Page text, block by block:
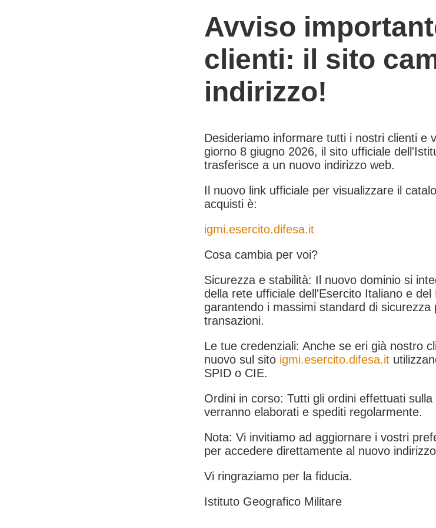
Avviso
clienti: il sito
indirizzo!
Desideriamo informare tutti i nostri clienti e
giorno 8 giugno 2026, il sito ufficiale
trasferisce a un nuovo indirizzo web.
Il nuovo link ufficiale per visualizzare il
acquisti è:
igmi.esercito.difesa.it
Cosa cambia per voi?
Sicurezza e stabilità: Il nuovo dominio si
della rete ufficiale dell'Esercito Italiano e del
garantendo i massimi standard di
transazioni.
Le tue credenziali: Anche se eri già nostro
nuovo sul sito igmi.esercito.difesa.it
SPID o CIE.
Ordini in corso: Tutti gli ordini effettuati
verranno elaborati e spediti regolarmente.
Nota: Vi invitiamo ad aggiornare i vostri
per accedere direttamente al nuovo
Vi ringraziamo per la fiducia.
Istituto Geografico Militare